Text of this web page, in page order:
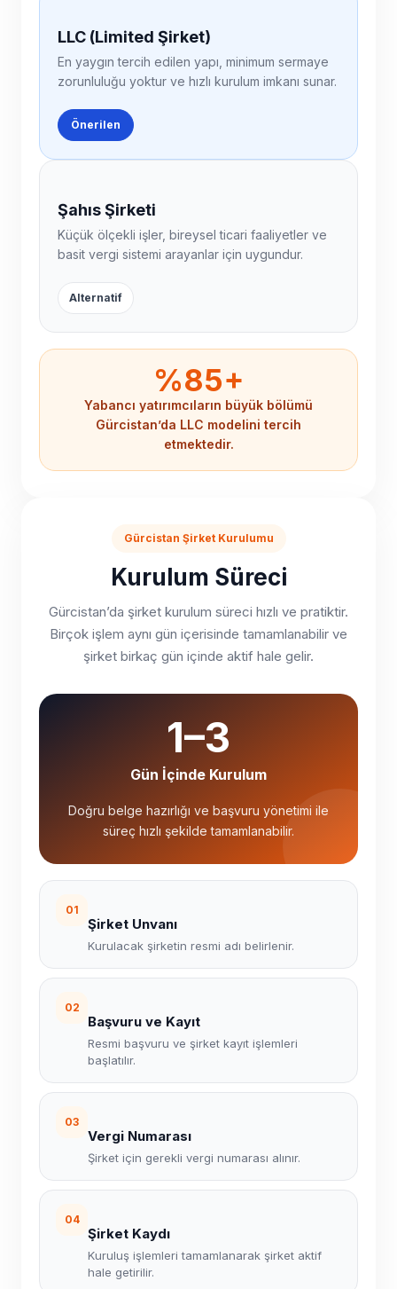
LLC (Limited Şirket)
En yaygın tercih edilen yapı, minimum sermaye
zorunluluğu yoktur ve hızlı kurulum imkanı sunar.
Önerilen
Şahıs Şirketi
Küçük ölçekli işler, bireysel ticari faaliyetler ve
basit vergi sistemi arayanlar için uygundur.
Alternatif
%85+
Yabancı yatırımcıların büyük bölümü
Gürcistan’da LLC modelini tercih
etmektedir.
Gürcistan Şirket Kurulumu
Kurulum Süreci
Gürcistan’da şirket kurulum süreci hızlı ve pratiktir.
Birçok işlem aynı gün içerisinde tamamlanabilir ve
şirket birkaç gün içinde aktif hale gelir.
1–3
Gün İçinde Kurulum
Doğru belge hazırlığı ve başvuru yönetimi ile
süreç hızlı şekilde tamamlanabilir.
01
Şirket Unvanı
Kurulacak şirketin resmi adı belirlenir.
02
Başvuru ve Kayıt
Resmi başvuru ve şirket kayıt işlemleri
başlatılır.
03
Vergi Numarası
Şirket için gerekli vergi numarası alınır.
04
Şirket Kaydı
Kuruluş işlemleri tamamlanarak şirket aktif
hale getirilir.